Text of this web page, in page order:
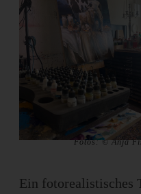
Fotos: © Anja
Ein fotorealistisches